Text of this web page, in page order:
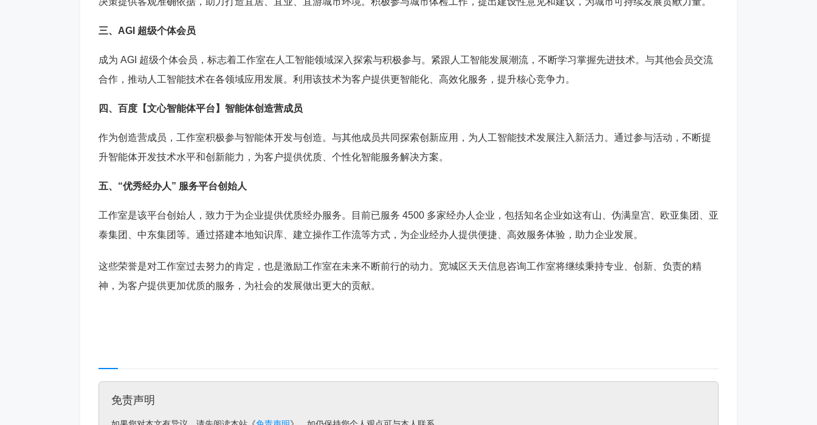
三、AGI 超级个体会员
成为 AGI 超级个体会员，标志着工作室在人工智能领域深入探索与积极参与。紧跟人工智能发展潮流，不断学习掌握先进技术。与其他会员交流
合作，推动人工智能技术在各领域应用发展。利用该技术为客户提供更智能化、高效化服务，提升核心竞争力。
四、百度【文心智能体平台】智能体创造营成员
作为创造营成员，工作室积极参与智能体开发与创造。与其他成员共同探索创新应用，为人工智能技术发展注入新活力。通过参与活动，不断提
升智能体开发技术水平和创新能力，为客户提供优质、个性化智能服务解决方案。
五、“优秀经办人” 服务平台创始人
工作室是该平台创始人，致力于为企业提供优质经办服务。目前已服务 4500 多家经办人企业，包括知名企业如这有山、伪满皇宫、欧亚集团、亚
泰集团、中东集团等。通过搭建本地知识库、建立操作工作流等方式，为企业经办人提供便捷、高效服务体验，助力企业发展。
这些荣誉是对工作室过去努力的肯定，也是激励工作室在未来不断前行的动力。宽城区天天信息咨询工作室将继续秉持专业、创新、负责的精
神，为客户提供更加优质的服务，为社会的发展做出更大的贡献。
免责声明